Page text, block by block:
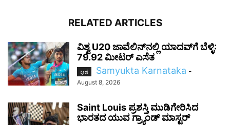
RELATED ARTICLES
ವಿಶ್ವ U20 ಜಾವೆಲಿನ್‌ನಲ್ಲಿ ಯಾದವ್‌ಗೆ ಬೆಳ್ಳಿ:
79.92 ಮೀಟರ್ ಎಸೆತ
ಕ್ರೀಡೆ Samyukta Karnataka -
August 8, 2026
Saint Louis ಪ್ರಶಸ್ತಿ ಮುಡಿಗೇರಿಸಿದ
ಭಾರತದ ಯುವ ಗ್ರ್ಯಾಂಡ್ ಮಾಸ್ಟರ್